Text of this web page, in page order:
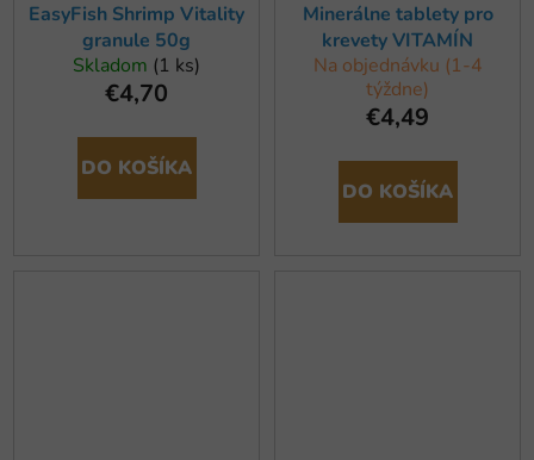
EasyFish Shrimp Vitality
granule 50g
Skladom (1 ks)
€4,70
DO KOŠÍKA
Minerálne tablety pro
krevety VITAMÍN
Na objednávku (1-4
týždne)
€4,49
DO KOŠÍKA